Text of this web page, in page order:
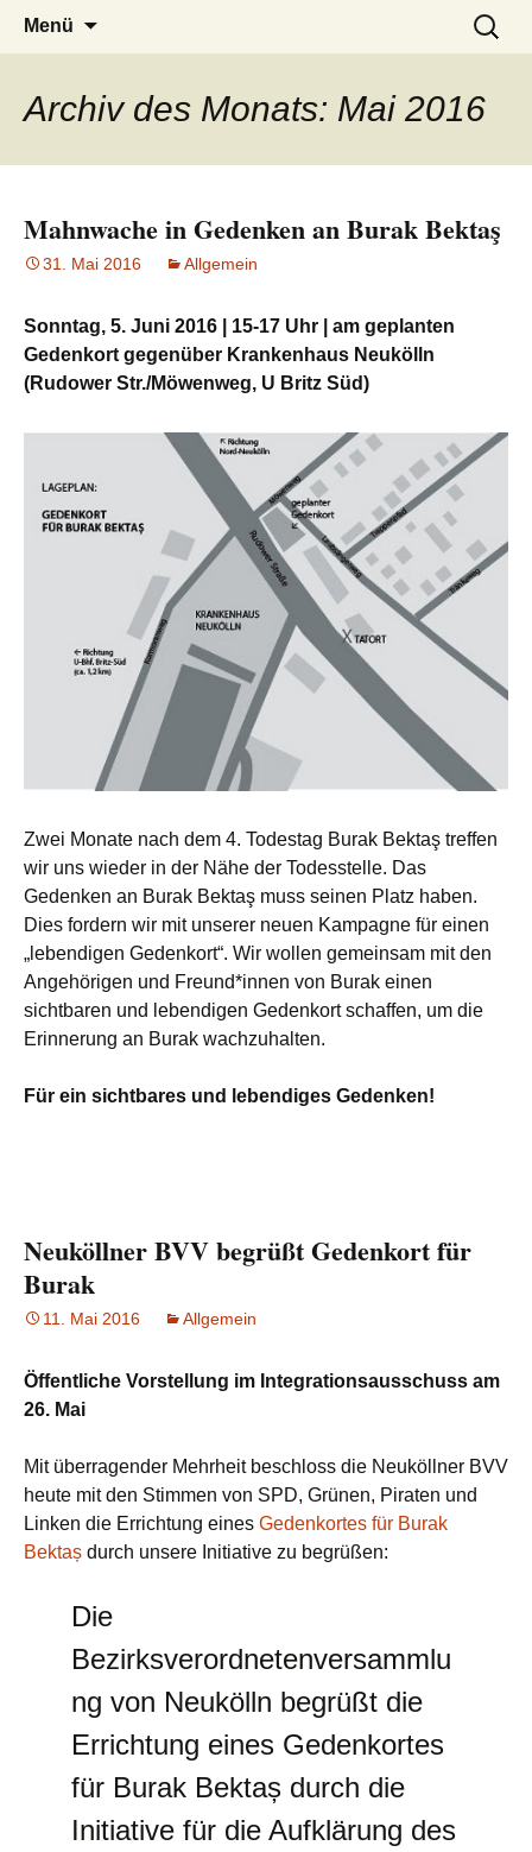
burak
Menü
Suchen
nach:
Archiv des Monats: Mai 2016
Mahnwache in Gedenken an Burak Bektaş
31. Mai 2016 Allgemein
Sonntag, 5. Juni 2016 | 15-17 Uhr | am geplanten
Gedenkort gegenüber Krankenhaus Neukölln
(Rudower Str./Möwenweg, U Britz Süd)
Zwei Monate nach dem 4. Todestag Burak Bektaş treffen
wir uns wieder in der Nähe der Todesstelle. Das
Gedenken an Burak Bektaş muss seinen Platz haben.
Dies fordern wir mit unserer neuen Kampagne für einen
„lebendigen Gedenkort“. Wir wollen gemeinsam mit den
Angehörigen und Freund*innen von Burak einen
sichtbaren und lebendigen Gedenkort schaffen, um die
Erinnerung an Burak wachzuhalten.
Für ein sichtbares und lebendiges Gedenken!
Neuköllner BVV begrüßt Gedenkort für
Burak
11. Mai 2016 Allgemein
Öffentliche Vorstellung im Integrationsausschuss am
26. Mai
Mit überragender Mehrheit beschloss die Neuköllner BVV
heute mit den Stimmen von SPD, Grünen, Piraten und
Linken die Errichtung eines Gedenkortes für Burak
Bektaș durch unsere Initiative zu begrüßen:
Die
Bezirksverordnetenversammlu
ng von Neukölln begrüßt die
Errichtung eines Gedenkortes
für Burak Bektaș durch die
Initiative für die Aufklärung des